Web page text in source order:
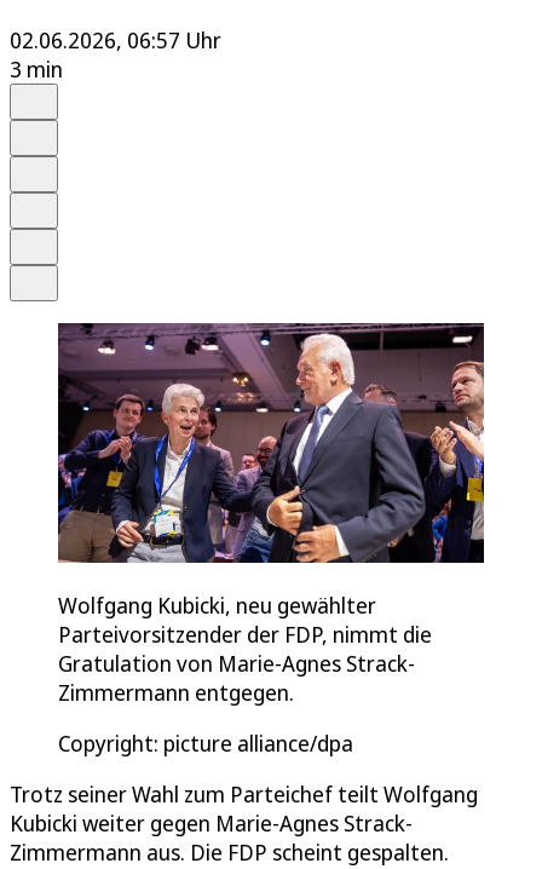
02.06.2026, 06:57 Uhr
3 min
Wolfgang Kubicki, neu gewählter
Parteivorsitzender der FDP, nimmt die
Gratulation von Marie-Agnes Strack-
Zimmermann entgegen.
Copyright: picture alliance/dpa
Trotz seiner Wahl zum Parteichef teilt Wolfgang
Kubicki weiter gegen Marie-Agnes Strack-
Zimmermann aus. Die FDP scheint gespalten.